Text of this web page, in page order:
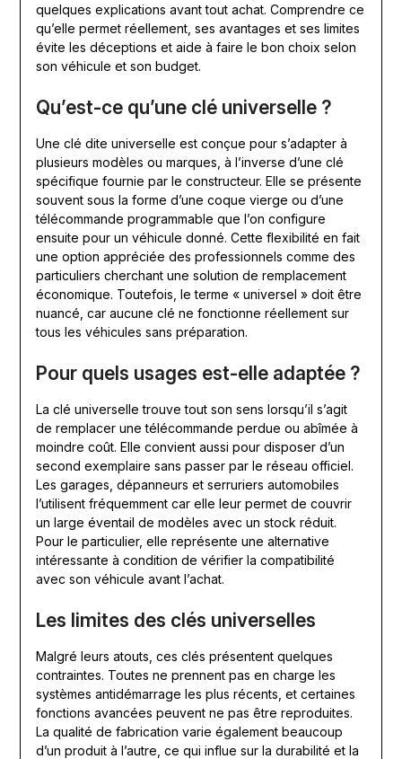
quelques explications avant tout achat. Comprendre ce
qu’elle permet réellement, ses avantages et ses limites
évite les déceptions et aide à faire le bon choix selon
son véhicule et son budget.
Qu’est-ce qu’une clé universelle ?
Une clé dite universelle est conçue pour s’adapter à
plusieurs modèles ou marques, à l’inverse d’une clé
spécifique fournie par le constructeur. Elle se présente
souvent sous la forme d’une coque vierge ou d’une
télécommande programmable que l’on configure
ensuite pour un véhicule donné. Cette flexibilité en fait
une option appréciée des professionnels comme des
particuliers cherchant une solution de remplacement
économique. Toutefois, le terme « universel » doit être
nuancé, car aucune clé ne fonctionne réellement sur
tous les véhicules sans préparation.
Pour quels usages est-elle adaptée ?
La clé universelle trouve tout son sens lorsqu’il s’agit
de remplacer une télécommande perdue ou abîmée à
moindre coût. Elle convient aussi pour disposer d’un
second exemplaire sans passer par le réseau officiel.
Les garages, dépanneurs et serruriers automobiles
l’utilisent fréquemment car elle leur permet de couvrir
un large éventail de modèles avec un stock réduit.
Pour le particulier, elle représente une alternative
intéressante à condition de vérifier la compatibilité
avec son véhicule avant l’achat.
Les limites des clés universelles
Malgré leurs atouts, ces clés présentent quelques
contraintes. Toutes ne prennent pas en charge les
systèmes antidémarrage les plus récents, et certaines
fonctions avancées peuvent ne pas être reproduites.
La qualité de fabrication varie également beaucoup
d’un produit à l’autre, ce qui influe sur la durabilité et la